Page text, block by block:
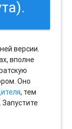
версии.
вполне
Оно
, тем